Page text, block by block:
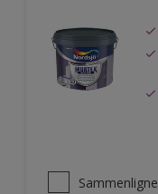
Sammenligne